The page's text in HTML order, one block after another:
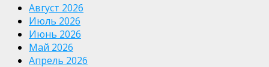
Август 2026
Июль 2026
Июнь 2026
Май 2026
Апрель 2026